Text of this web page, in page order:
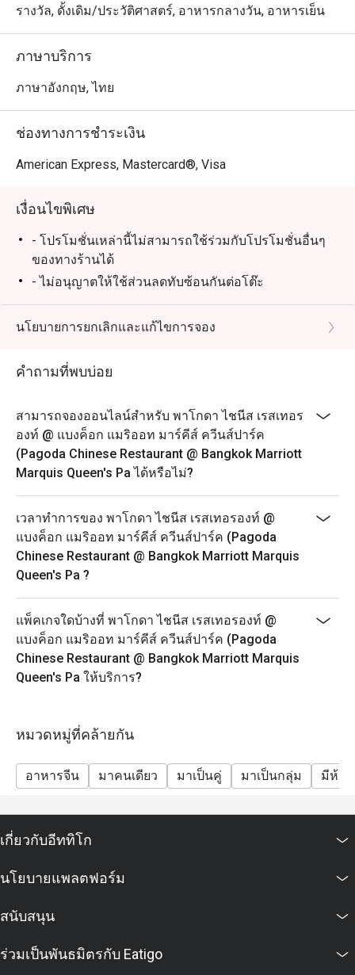
รางวัล, ดั้งเดิม/ประวัติศาสตร์, อาหารกลางวัน, อาหารเย็น
ภาษาบริการ
ภาษาอังกฤษ, ไทย
ช่องทางการชำระเงิน
American Express, Mastercard®, Visa
เงื่อนไขพิเศษ
- โปรโมชั่นเหล่านี้ไม่สามารถใช้ร่วมกับโปรโมชั่นอื่นๆ
ของทางร้านได้
- ไม่อนุญาตให้ใช้ส่วนลดทับซ้อนกันต่อโต๊ะ
- โปรดมาถึงตรงเวลาเพื่อรับส่วนลดและที่นั่ง การจองของ
คุณจะถือว่าไม่สามารถใช้ได้หากคุณมาถึงก่อนเวลาหรือ
วันจันทร์ – อาทิตย์
17:30 – 21:30 น. – อาหารค่ำ* (รับออเดอร์สุดท้าย 21.30
น.)
นโยบายการยกเลิกและแก้ไขการจอง
คำถามที่พบบ่อย
สามารถจองออนไลน์สำหรับ พาโกดา ไชนีส เรสเทอร
องท์ @ แบงค็อก แมริออท มาร์คีส์ ควีนส์ปาร์ค
(Pagoda Chinese Restaurant @ Bangkok Marriott
Marquis Queen's Pa ได้หรือไม่?
เวลาทำการของ พาโกดา ไชนีส เรสเทอรองท์ @
แบงค็อก แมริออท มาร์คีส์ ควีนส์ปาร์ค (Pagoda
Chinese Restaurant @ Bangkok Marriott Marquis
Queen's Pa ?
แพ็คเกจใดบ้างที่ พาโกดา ไชนีส เรสเทอรองท์ @
แบงค็อก แมริออท มาร์คีส์ ควีนส์ปาร์ค (Pagoda
Chinese Restaurant @ Bangkok Marriott Marquis
Queen's Pa ให้บริการ?
หมวดหมู่ที่คล้ายกัน
อาหารจีน มาคนเดียว มาเป็นคู่ มาเป็นกลุ่ม มีห้อ
เกี่ยวกับอีททิโก
นโยบายแพลตฟอร์ม
สนับสนุน
ร่วมเป็นพันธมิตรกับ Eatigo